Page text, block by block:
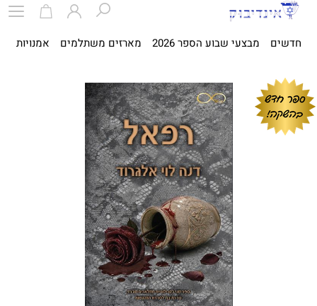
חדשים מבצעי שבוע הספר 2026 מארזים משתלמים אמנויות